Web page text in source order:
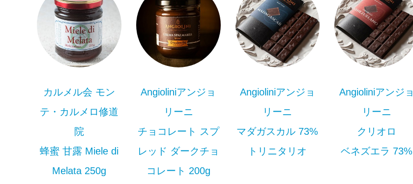
カルメル会 モン
テ・カルメロ修道
院
蜂蜜 甘露 Miele di
Melata 250g
Angioliniアンジョ
リーニ
チョコレート スプ
レッド ダークチョ
コレート 200g
Angioliniアンジョ
リーニ
マダガスカル 73%
トリニタリオ
Angioliniアンジョ
リーニ
クリオロ
ベネズエラ 73%